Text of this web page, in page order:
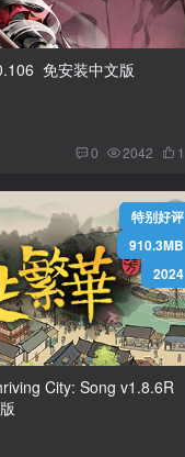
逐鹿汉末：三国 v0.0.106 免安装中文版
0 2042 1
特别好评
910.3MB
2024
City: Song v1.8.6R
版